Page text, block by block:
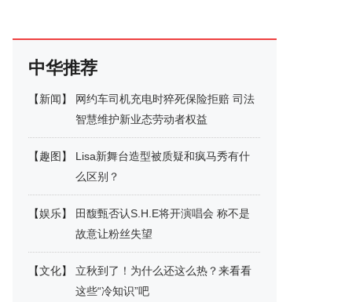
中华推荐
【新闻】
网约车司机充电时猝死保险拒赔 司法
智慧维护新业态劳动者权益
【趣图 】
Lisa新舞台造型被质疑和疯马秀有什
么区别？
【娱乐】
田馥甄否认S.H.E将开演唱会 称不是
故意让粉丝失望
【文化】
立秋到了！为什么还这么热？来看看
这些“冷知识”吧